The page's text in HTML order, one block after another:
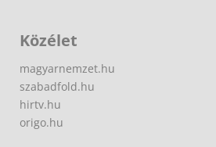
Közélet
magyarnemzet.hu
szabadfold.hu
hirtv.hu
origo.hu